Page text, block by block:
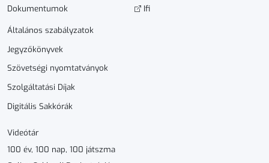
Dokumen­­tumok
Általános szabályzatok
Jegyzőkönyvek
Szövetségi nyomtatványok
Szolgáltatási Díjak
Digitális Sakkórák
Ifi
Videótár
100 év, 100 nap, 100 játszma